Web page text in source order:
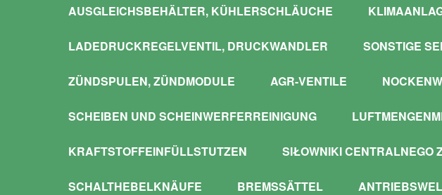
AUSGLEICHSBEHÄLTER, KÜHLERSCHLÄUCHE
LADEDRUCKREGELVENTIL, DRUCKWANDLER SONSTIGE
ZÜNDSPULEN, ZÜNDMODULE AGR-VENTILE
SCHEIBEN UND SCHEINWERFERREINIGUNG
KRAFTSTOFFEINFÜLLSTUTZEN SIŁOWNIKI CENTRALNEGO
SCHALTHEBELKNÄUFE BREMSSÄTTEL